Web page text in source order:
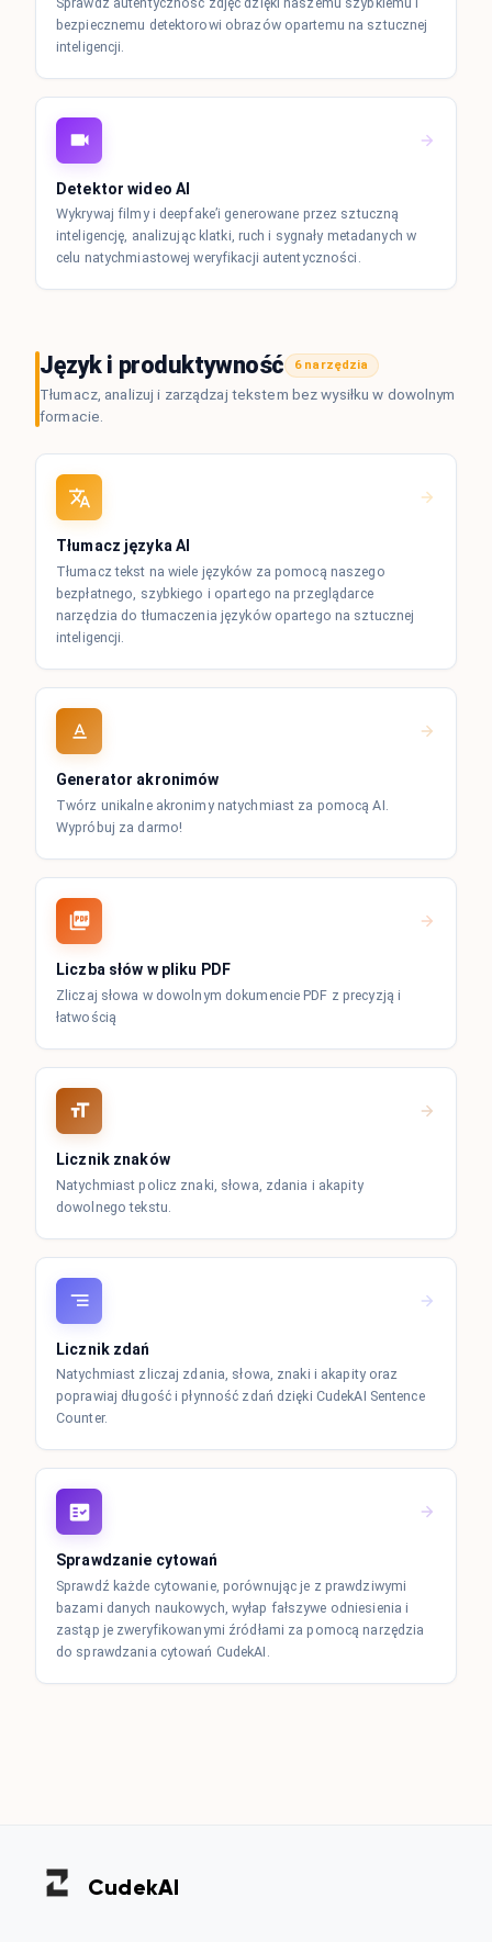
bezpiecznemu detektorowi obrazów opartemu na sztucznej
inteligencji.
Detektor wideo AI
Wykrywaj filmy i deepfake’i generowane przez sztuczną
inteligencję, analizując klatki, ruch i sygnały metadanych w
celu natychmiastowej weryfikacji autentyczności.
Język i produktywność 6 narzędzia
Tłumacz, analizuj i zarządzaj tekstem bez wysiłku w dowolnym
formacie.
Tłumacz języka AI
Tłumacz tekst na wiele języków za pomocą naszego
bezpłatnego, szybkiego i opartego na przeglądarce
narzędzia do tłumaczenia języków opartego na sztucznej
inteligencji.
Generator akronimów
Twórz unikalne akronimy natychmiast za pomocą AI.
Wypróbuj za darmo!
Liczba słów w pliku PDF
Zliczaj słowa w dowolnym dokumencie PDF z precyzją i
łatwością
Licznik znaków
Natychmiast policz znaki, słowa, zdania i akapity
dowolnego tekstu.
Licznik zdań
Natychmiast zliczaj zdania, słowa, znaki i akapity oraz
poprawiaj długość i płynność zdań dzięki CudekAI Sentence
Counter.
Sprawdzanie cytowań
Sprawdź każde cytowanie, porównując je z prawdziwymi
bazami danych naukowych, wyłap fałszywe odniesienia i
zastąp je zweryfikowanymi źródłami za pomocą narzędzia
do sprawdzania cytowań CudekAI.
CudekAI